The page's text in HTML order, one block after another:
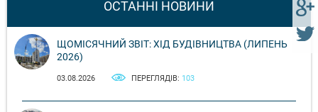
ОСТАННІ НОВИНИ
ЩОМІСЯЧНИЙ ЗВІТ: ХІД БУДІВНИЦТВА (ЛИПЕНЬ
2026)
03.08.2026 ПЕРЕГЛЯДІВ: 103